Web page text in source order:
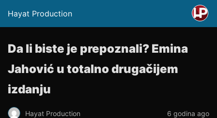
Hayat Production
Da li biste je prepoznali? Emina
Jahović u totalno drugačijem
izdanju
Hayat Production 6 godina ago